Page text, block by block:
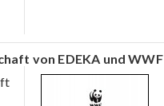
von EDEKA und WWF